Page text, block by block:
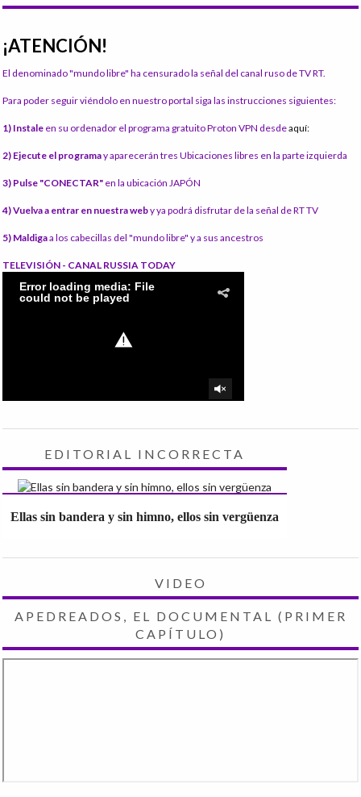
¡ATENCIÓN!
El denominado "mundo libre" ha censurado la señal del canal ruso de TV RT.
Para poder seguir viéndolo en nuestro portal siga las instrucciones siguientes:
1) Instale en su ordenador el programa gratuito Proton VPN desdeaquí:
2) Ejecute el programay aparecerán tres Ubicaciones libres en la parte izquierda
3) Pulse "CONECTAR" en la ubicación JAPÓN
4) Vuelva a entrar en nuestra weby ya podrá disfrutar de la señal de RT TV
5) Maldigaa los cabecillas del "mundo libre" y a sus ancestros
TELEVISIÓN - CANAL RUSSIA TODAY
EDITORIAL INCORRECTA
Ellas sin bandera y sin himno, ellos sin vergüenza
VIDEO
APEDREADOS, EL DOCUMENTAL (PRIMER
CAPÍTULO)